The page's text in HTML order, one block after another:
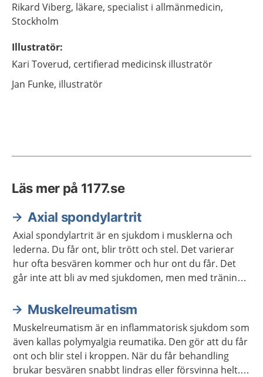
Rikard Viberg, läkare, specialist i allmänmedicin,
Stockholm
Illustratör:
Kari Toverud, certifierad medicinsk illustratör
Jan Funke, illustratör
Läs mer på 1177.se
Axial spondylartrit
Axial spondylartrit är en sjukdom i musklerna och
lederna. Du får ont, blir trött och stel. Det varierar
hur ofta besvären kommer och hur ont du får. Det
går inte att bli av med sjukdomen, men med träning
Muskelreumatism
Muskelreumatism är en inflammatorisk sjukdom som
även kallas polymyalgia reumatika. Den gör att du får
ont och blir stel i kroppen. När du får behandling
brukar besvären snabbt lindras eller försvinna helt.